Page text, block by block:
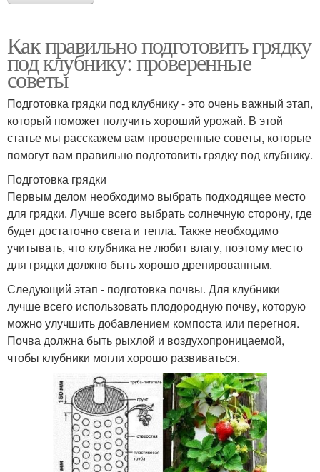
Как правильно подготовить грядку
под клубнику: проверенные
советы
Подготовка грядки под клубнику - это очень важный этап,
который поможет получить хороший урожай. В этой
статье мы расскажем вам проверенные советы, которые
помогут вам правильно подготовить грядку под клубнику.
Подготовка грядки
Первым делом необходимо выбрать подходящее место
для грядки. Лучше всего выбрать солнечную сторону, где
будет достаточно света и тепла. Также необходимо
учитывать, что клубника не любит влагу, поэтому место
для грядки должно быть хорошо дренированным.
Следующий этап - подготовка почвы. Для клубники
лучше всего использовать плодородную почву, которую
можно улучшить добавлением компоста или перегноя.
Почва должна быть рыхлой и воздухопроницаемой,
чтобы клубники могли хорошо развиваться.